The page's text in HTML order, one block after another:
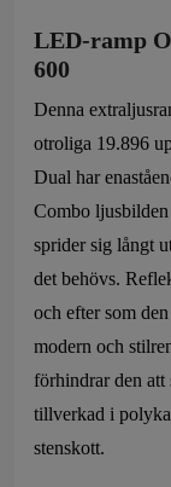
LED-ramp
600
Denna
otroliga 19.896
Dual har
Combo
sprider sig långt
det behövs.
och efter som
modern och
förhindrar den att
tillverkad i
stenskott.